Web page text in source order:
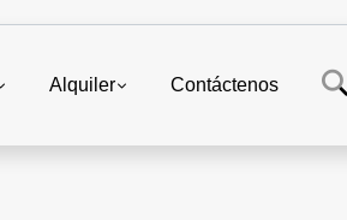
Alquiler Contáctenos